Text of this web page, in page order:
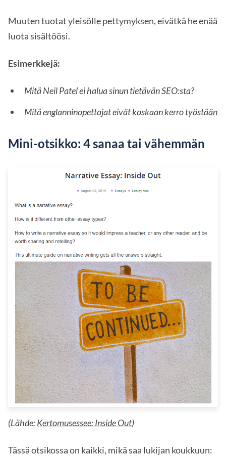
Muuten tuotat yleisölle pettymyksen, eivätkä he enää
luota sisältöösi.
Esimerkkejä:
Mitä Neil Patel ei halua sinun tietävän SEO:sta?
Mitä englanninopettajat eivät koskaan kerro työstään
Mini-otsikko: 4 sanaa tai vähemmän
(Lähde:Kertomusessee: Inside Out)
Tässä otsikossa on kaikki, mikä saa lukijan koukkuun: